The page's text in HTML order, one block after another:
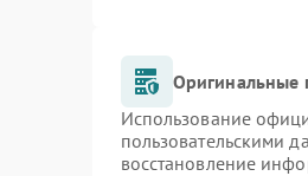
Оригинальные
Использование
пользовательскими
восстановление